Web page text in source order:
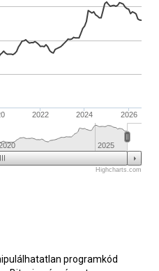
2022 2024 2026
2025
Highcharts.com
programkód